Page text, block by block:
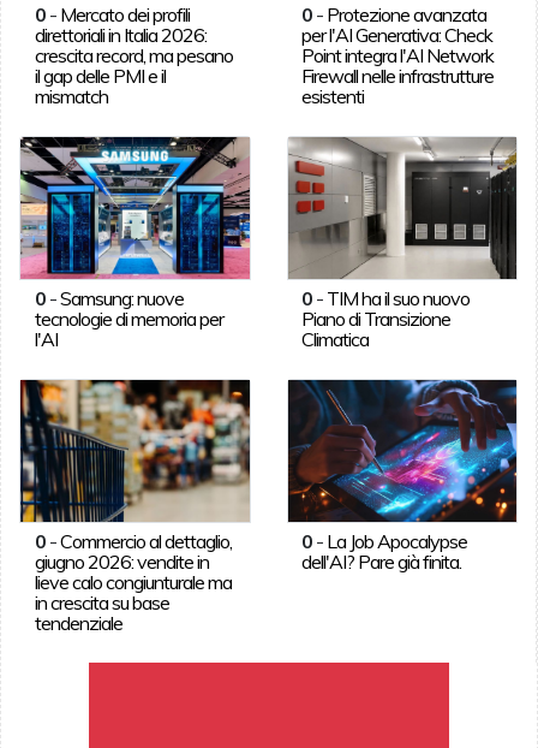
0- Mercato dei profili
direttoriali in Italia 2026:
crescita record, ma pesano
il gap delle PMI e il
mismatch
0 - Protezione avanzata
per l'AI Generativa: Check
Point integra l'AI Network
Firewall nelle infrastrutture
esistenti
0-Samsung: nuove
tecnologie di memoria per
l'AI
0 - TIM ha il suo nuovo
Piano di Transizione
Climatica
0-Commercio al dettaglio,
giugno 2026: vendite in
lieve calo congiunturale ma
in crescita su base
tendenziale
0 - La Job Apocalypse
dell'AI? Pare già finita.